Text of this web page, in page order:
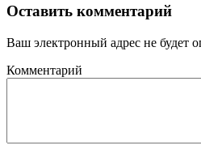
Оставить комментарий
Ваш электронный адрес не будет
Комментарий